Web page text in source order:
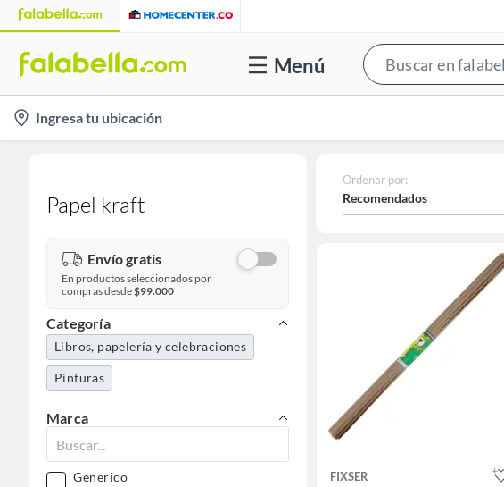
Menú
location-
icon
Ingresa tu ubicación
Papel kraft
Envío gratis
En productos seleccionados por
compras desde$99.000
Categoría
Libros, papelería y celebraciones
Pinturas
Marca
Generico
Ordenar por:
Recomendados
FIXSER